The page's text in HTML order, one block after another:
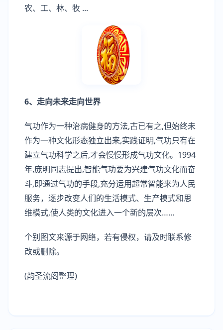
农、工、林、牧 ...
6、走向未来走向世界
气功作为一种治病健身的方法,古已有之,但始终未
作为一种文化形态独立出来,实践证明,气功只有在
建立气功科学之后,才会慢慢形成气功文化。1994
年,庞明同志提出,智能气功要为兴建气功文化而奋
斗,即通过气功的手段,充分运用超常智能来为人民
服务，逐步改变人们的生活模式、生产模式和思
维模式,使人类的文化进入一个新的层次……
个别图文来源于网络，若有侵权，请及时联系修
改或删除。
(韵圣流阁整理)